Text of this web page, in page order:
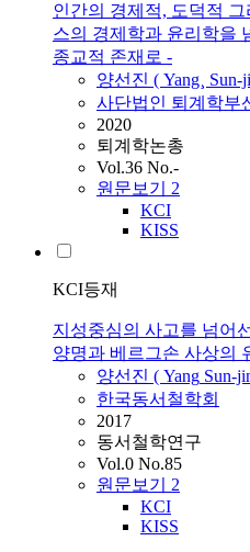
인간의 경제적, 도덕적 그
스의 경제학과 윤리학을
종교적 존재로 -
양선진 ( Yang¸ Sun-
사단법인 퇴계학부
2020
퇴계학논총
Vol.36 No.-
원문보기 2
KCI
KISS
KCI등재
지성중심의 사고를 넘어
양명과 베르그손 사상의
양선진 ( Yang Sun-
한국동서철학회
2017
동서철학연구
Vol.0 No.85
원문보기 2
KCI
KISS